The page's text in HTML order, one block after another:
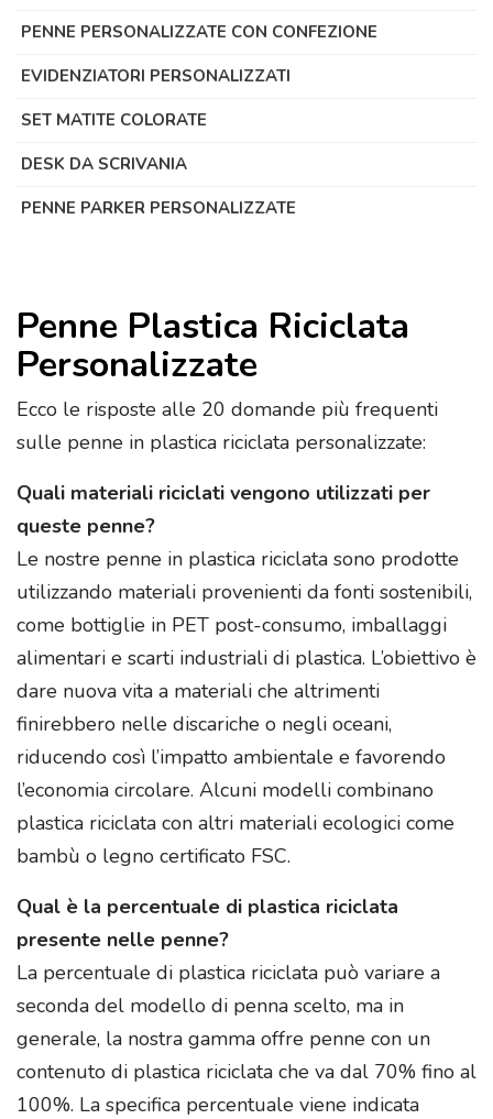
PENNE PERSONALIZZATE CON CONFEZIONE
EVIDENZIATORI PERSONALIZZATI
SET MATITE COLORATE
DESK DA SCRIVANIA
PENNE PARKER PERSONALIZZATE
Penne Plastica Riciclata
Personalizzate
Ecco le risposte alle 20 domande più frequenti
sulle penne in plastica riciclata personalizzate:
Quali materiali riciclati vengono utilizzati per
queste penne?
Le nostre penne in plastica riciclata sono prodotte
utilizzando materiali provenienti da fonti sostenibili,
come bottiglie in PET post-consumo, imballaggi
alimentari e scarti industriali di plastica. L’obiettivo è
dare nuova vita a materiali che altrimenti
finirebbero nelle discariche o negli oceani,
riducendo così l’impatto ambientale e favorendo
l’economia circolare. Alcuni modelli combinano
plastica riciclata con altri materiali ecologici come
bambù o legno certificato FSC.
Qual è la percentuale di plastica riciclata
presente nelle penne?
La percentuale di plastica riciclata può variare a
seconda del modello di penna scelto, ma in
generale, la nostra gamma offre penne con un
contenuto di plastica riciclata che va dal 70% fino al
100%. La specifica percentuale viene indicata